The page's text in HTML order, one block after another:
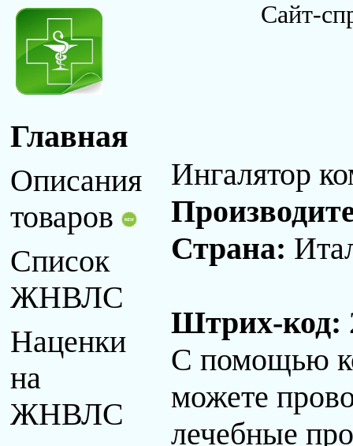
Сайт-
Главная
Описания
товаров
Список
ЖНВЛС
Наценки
на
ЖНВЛС
Ингалятор
Страна:
Штрих-код:
С помощью
можете
лечебные